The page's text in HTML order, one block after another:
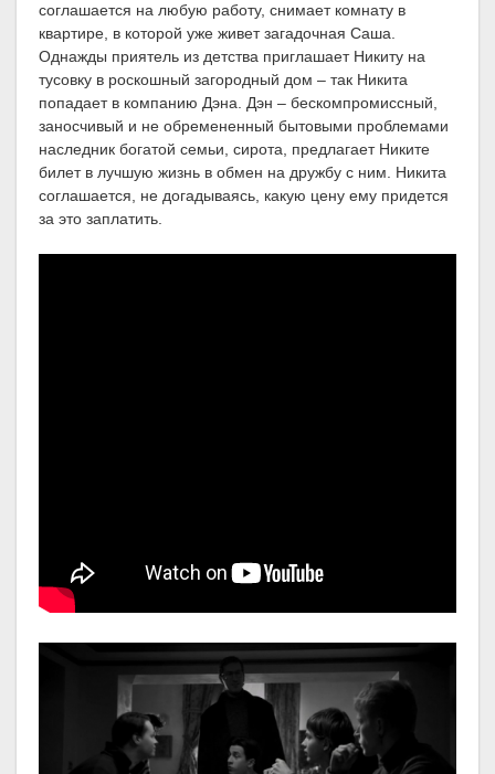
соглашается на любую работу, снимает комнату в
квартире, в которой уже живет загадочная Саша.
Однажды приятель из детства приглашает Никиту на
тусовку в роскошный загородный дом – так Никита
попадает в компанию Дэна. Дэн – бескомпромиссный,
заносчивый и не обремененный бытовыми проблемами
наследник богатой семьи, сирота, предлагает Никите
билет в лучшую жизнь в обмен на дружбу с ним. Никита
соглашается, не догадываясь, какую цену ему придется
за это заплатить.